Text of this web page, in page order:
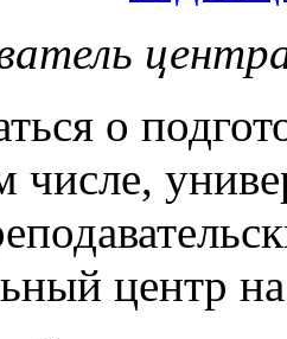
о
числе,
центр